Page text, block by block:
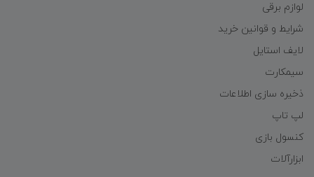
لوازم برقی
شرایط و قوانین خرید
لایف استایل
سیمکارت
ذخیره سازی اطلاعات
لپ تاپ
کنسول بازی
ابزارآلات